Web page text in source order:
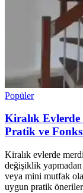
Popüler
Kiralık
Pratik ve
Kiralık evlerde
değişiklik
veya mini mutfak
uygun pratik